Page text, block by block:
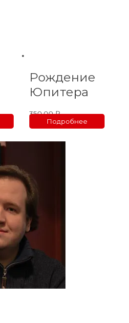
Рождение
Юпитера
350,00₽
Подробнее